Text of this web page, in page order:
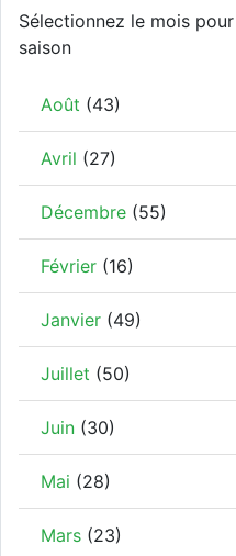
Sélectionnez le mois
saison
Août (43)
Avril (27)
Décembre (55)
Février (16)
Janvier (49)
Juillet (50)
Juin (30)
Mai (28)
Mars (23)